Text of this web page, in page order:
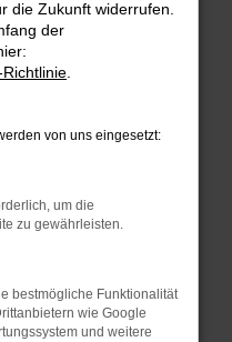
Error
dir helfen können:
und deine
wie Werbeblocker,
die Zukunft widerrufen.
der
von uns eingesetzt:
um die
zu gewährleisten.
bestmögliche Funktionalität
wie Google
und weitere